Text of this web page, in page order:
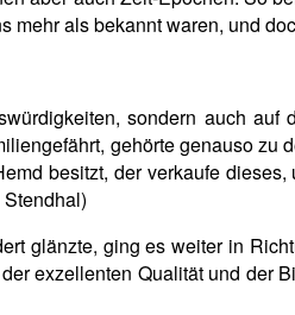
mehr als bekannt waren, und
sondern auch
gehörte genauso
besitzt, der verkaufe
glänzte, ging es weiter in
exzellenten Qualität und